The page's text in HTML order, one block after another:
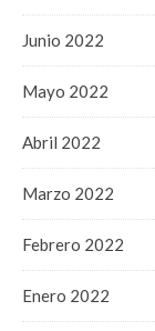
Junio 2022
Mayo 2022
Abril 2022
Marzo 2022
Febrero 2022
Enero 2022